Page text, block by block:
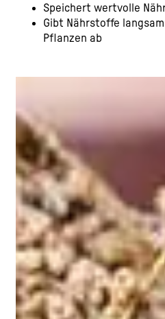
Speichert wertvolle
Gibt Nährstoffe
Pflanzen ab